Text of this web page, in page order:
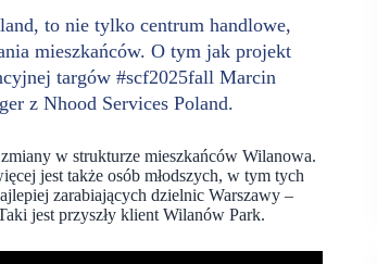
to nie tylko centrum handlowe,
mieszkańców. O tym jak projekt
targów #scf2025fall Marcin
z Nhood Services Poland.
w strukturze mieszkańców Wilanowa.
jest także osób młodszych, w tym tych
zarabiających dzielnic Warszawy –
jest przyszły klient Wilanów Park.